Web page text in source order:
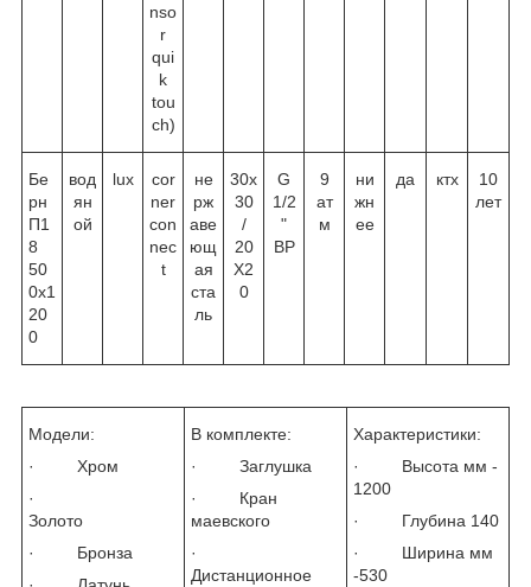
nso
r
qui
k
tou
ch)
Бе
рн
П1
8
50
0х1
20
0
вод
ян
ой
lux
cor
ner
con
nec
t
не
рж
аве
ющ
ая
ста
ль
30х
30
/
20
Х2
0
G
1/2
"
ВР
9
ат
м
ни
жн
ее
да ктх
10
лет
Модели:
· Хром
·
Золото
· Бронза
В комплекте:
· Заглушка
· Кран
маевского
·
Дистанционное
Характеристики:
· Высота мм -
1200
· Глубина 140
· Ширина мм
-530